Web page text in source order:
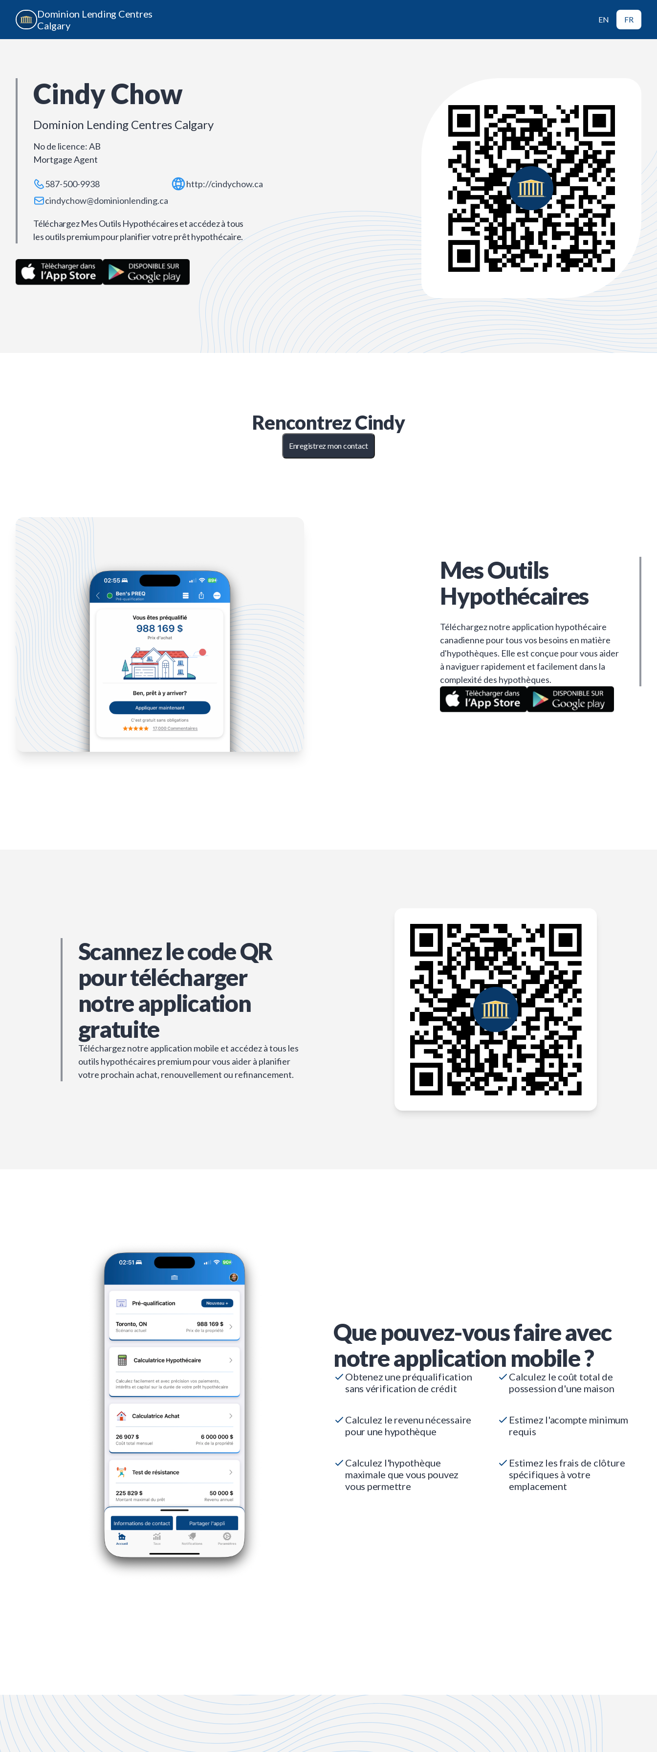
Dominion Lending Centres
Calgary
EN FR
Cindy Chow
Dominion Lending Centres Calgary
No de licence:AB
Mortgage Agent
587-500-9938
cindychow@dominionlending.ca
http://cindychow.ca
Téléchargez Mes Outils Hypothécaires et accédez à tous
les outils premium pour planifier votre prêt hypothécaire.
RencontrezCindy
Enregistrez mon contact
Mes Outils
Hypothécaires
Téléchargez notre application hypothécaire
canadienne pour tous vos besoins en matière
d'hypothèques. Elle est conçue pour vous aider
à naviguer rapidement et facilement dans la
complexité des hypothèques.
Scannez le code QR
pour télécharger
notre application
gratuite
Téléchargez notre application mobile et accédez à tous les
outils hypothécaires premium pour vous aider à planifier
votre prochain achat, renouvellement ou refinancement.
Que pouvez-vous faire avec
notre application mobile ?
Obtenez une préqualification
sans vérification de crédit
Calculez le coût total de
possession d'une maison
Calculez le revenu nécessaire
pour une hypothèque
Estimez l'acompte minimum
requis
Calculez l'hypothèque
maximale que vous pouvez
vous permettre
Estimez les frais de clôture
spécifiques à votre
emplacement